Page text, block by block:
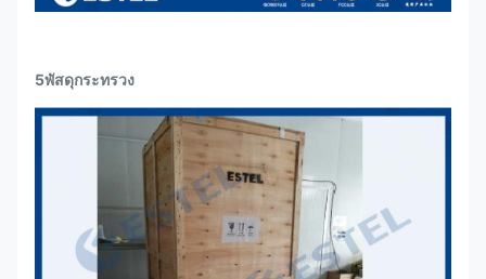
5พัสดุกระทรวง